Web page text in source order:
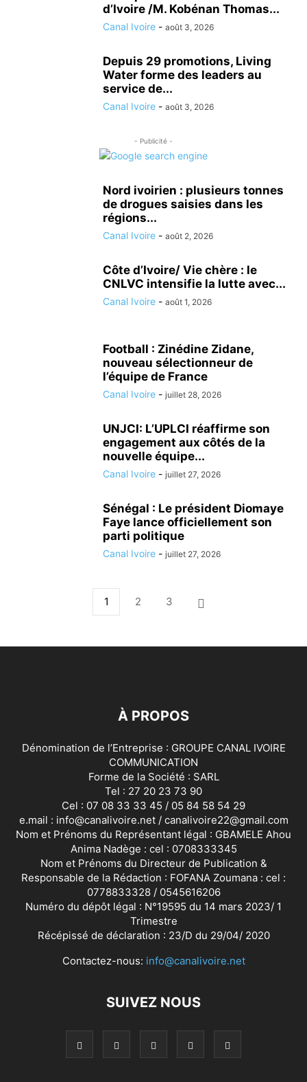
d’Ivoire /M. Kobénan Thomas...
Canal Ivoire - août 3, 2026
Depuis 29 promotions, Living
Water forme des leaders au
service de...
Canal Ivoire - août 3, 2026
- Publicité -
Nord ivoirien : plusieurs tonnes
de drogues saisies dans les
régions...
Canal Ivoire - août 2, 2026
Côte d’Ivoire/ Vie chère : le
CNLVC intensifie la lutte avec...
Canal Ivoire - août 1, 2026
Football : Zinédine Zidane,
nouveau sélectionneur de
l’équipe de France
Canal Ivoire - juillet 28, 2026
UNJCI: L’UPLCI réaffirme son
engagement aux côtés de la
nouvelle équipe...
Canal Ivoire - juillet 27, 2026
Sénégal : Le président Diomaye
Faye lance officiellement son
parti politique
Canal Ivoire - juillet 27, 2026
1 2 3
À PROPOS
Dénomination de l’Entreprise : GROUPE CANAL IVOIRE
COMMUNICATION
Forme de la Société : SARL
Tel : 27 20 23 73 90
Cel : 07 08 33 33 45 / 05 84 58 54 29
e.mail : info@canalivoire.net / canalivoire22@gmail.com
Nom et Prénoms du Représentant légal : GBAMELE Ahou
Anima Nadège : cel : 0708333345
Nom et Prénoms du Directeur de Publication &
Responsable de la Rédaction : FOFANA Zoumana : cel :
0778833328 / 0545616206
Numéro du dépôt légal : N°19595 du 14 mars 2023/ 1
Trimestre
Récépissé de déclaration : 23/D du 29/04/ 2020
Contactez-nous: info@canalivoire.net
SUIVEZ NOUS